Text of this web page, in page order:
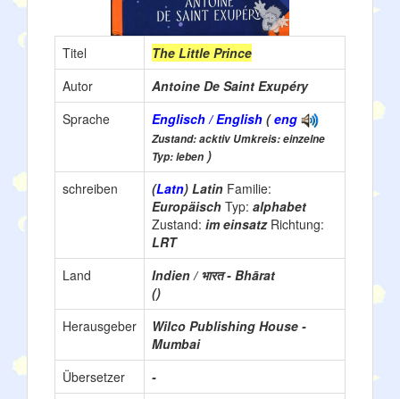
Titel
The Little Prince
Autor
Antoine De Saint Exupéry
Sprache
Englisch / English (eng
Zustand: acktiv Umkreis: einzelne
Typ: leben )
schreiben
(Latn) Latin Familie:
Europäisch Typ: alphabet
Zustand: im einsatz Richtung:
LRT
Land
Indien / भारत - Bhārat
()
Herausgeber
Wilco Publishing House -
Mumbai
Übersetzer
-